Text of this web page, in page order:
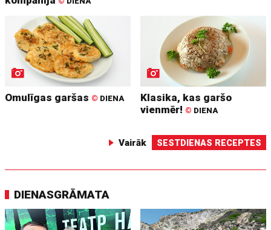
Omulīgas garšas © DIENA
Klasika, kas garšo
vienmēr! © DIENA
Vairāk SESTDIENAS RECEPTES
DIENASGRĀMATA